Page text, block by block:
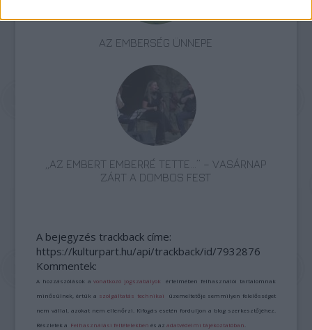
AZ EMBERSÉG ÜNNEPE
„AZ EMBERT EMBERRÉ TETTE…” – VASÁRNAP
ZÁRT A DOMBOS FEST
A bejegyzés trackback címe:
https://kulturpart.hu/api/trackback/id/7932876
Kommentek:
A hozzászólások avonatkozó jogszabályok értelmében felhasználói tartalomnak
minősülnek, értük a szolgáltatás technikai üzemeltetője semmilyen felelősséget
nem vállal, azokat nem ellenőrzi. Kifogás esetén forduljon a blog szerkesztőjéhez.
Részletek a Felhasználási feltételekben és azadatvédelmi tájékoztatóban